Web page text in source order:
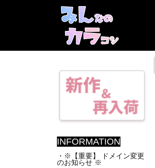
INFORMATION
・※【重要】 ドメイン変更
のお知らせ ※